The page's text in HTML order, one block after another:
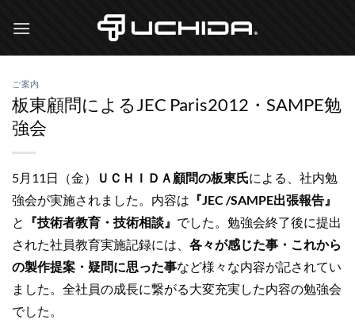
ご案内
板東顧問によるJEC Paris2012・SAMPE勉
強会
5月11日（金） ＵＣＨＩＤＡ顧問の板東氏による、社内勉
強会が実施されました。内容は 『JEC /SAMPE出張報告』
と
『技術者教育・技術相談』 でした。勉強会終了後に提出
された社員教育実施記録には、 各々が感じた事・これから
の製作提案・疑問に思った事など様々な内容が記されてい
ました。全社員の成長に繋がる大変充実した内容の勉強会
でした。